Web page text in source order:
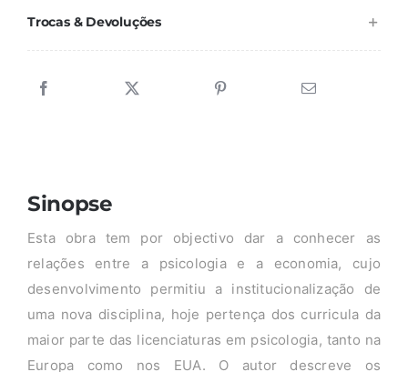
Trocas & Devoluções
Sinopse
Esta obra tem por objectivo dar a conhecer as
relações entre a psicologia e a economia, cujo
desenvolvimento permitiu a institucionalização de
uma nova disciplina, hoje pertença dos curricula da
maior parte das licenciaturas em psicologia, tanto na
Europa como nos EUA. O autor descreve os